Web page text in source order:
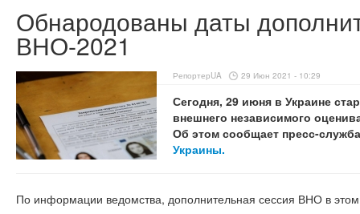
Обнародованы даты
ВНО-2021
РепортерUA 29 Июн 2021 - 10:29
Сегодня, 29 июня в Украине
внешнего независимого
Об этом сообщает пресс-
Украины.
По информации ведомства, дополнительная сессия ВНО в этом